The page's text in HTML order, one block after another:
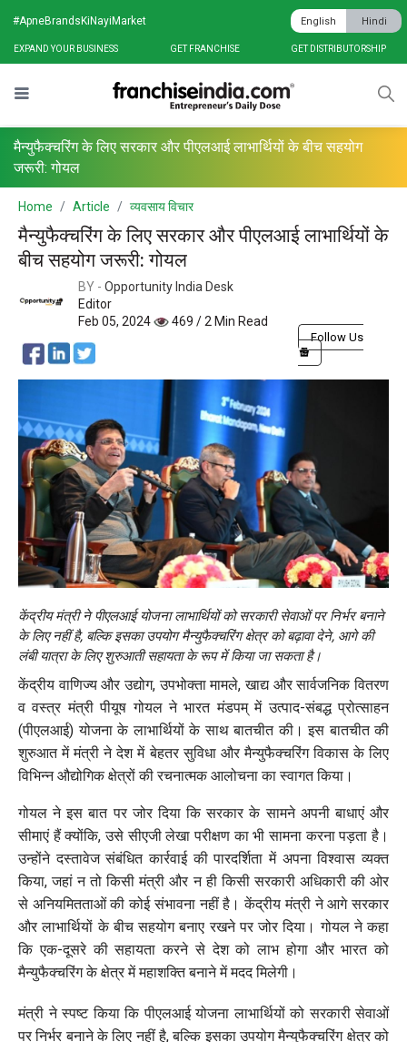
EXPAND YOUR BUSINESS GET FRANCHISE GET DISTRIBUTORSHIP
#ApneBrandsKiNayiMarket English Hindi
मैन्युफैक्चरिंग के लिए सरकार और पीएलआई लाभार्थियों के बीच सहयोग
जरूरी: गोयल
Home Article व्यवसाय विचार
मैन्युफैक्चरिंग के लिए सरकार और पीएलआई लाभार्थियों के
बीच सहयोग जरूरी: गोयल
BY - Opportunity India Desk
Editor
Feb 05, 2024
469 / 2 Min Read
Follow Us
केंद्रीय मंत्री ने पीएलआई योजना लाभार्थियों को सरकारी सेवाओं पर निर्भर बनाने
के लिए नहीं है, बल्कि इसका उपयोग मैन्युफैक्चरिंग क्षेत्र को बढ़ावा देने, आगे की
लंबी यात्रा के लिए शुरुआती सहायता के रूप में किया जा सकता है।
केंद्रीय वाणिज्य और उद्योग, उपभोक्ता मामले, खाद्य और सार्वजनिक वितरण
व वस्त्र मंत्री पीयूष गोयल ने भारत मंडपम् में उत्पाद-संबद्ध प्रोत्साहन
(पीएलआई) योजना के लाभार्थियों के साथ बातचीत की। इस बातचीत की
शुरुआत में मंत्री ने देश में बेहतर सुविधा और मैन्युफैक्चरिंग विकास के लिए
विभिन्न औद्योगिक क्षेत्रों की रचनात्मक आलोचना का स्वागत किया।
गोयल ने इस बात पर जोर दिया कि सरकार के सामने अपनी बाधाएं और
सीमाएं हैं क्योंकि, उसे सीएजी लेखा परीक्षण का भी सामना करना पड़ता है।
उन्होंने दस्तावेज संबंधित कार्रवाई की पारदर्शिता में अपना विश्वास व्यक्त
किया, जहां न तो किसी मंत्री और न ही किसी सरकारी अधिकारी की ओर
से अनियमितताओं की कोई संभावना नहीं है। केंद्रीय मंत्री ने आगे सरकार
और लाभार्थियों के बीच सहयोग बनाए रखने पर जोर दिया। गोयल ने कहा
कि एक-दूसरे की सहायता करने से देश को लाभ होगा और भारत को
मैन्युफैक्चरिंग के क्षेत्र में महाशक्ति बनाने में मदद मिलेगी।
मंत्री ने स्पष्ट किया कि पीएलआई योजना लाभार्थियों को सरकारी सेवाओं
पर निर्भर बनाने के लिए नहीं है, बल्कि इसका उपयोग मैन्युफैक्चरिंग क्षेत्र को